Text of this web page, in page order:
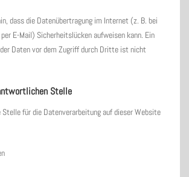
dass die Datenübertragung im Internet (z. B. bei
E-Mail) Sicherheitslücken aufweisen kann. Ein
Daten vor dem Zugriff durch Dritte ist nicht
Stelle
für die Datenverarbeitung auf dieser Website